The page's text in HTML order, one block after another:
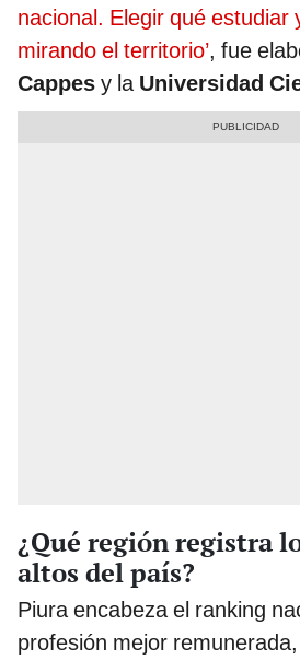
nacional. Elegir qué estudiar
mirando el territorio’, fue
Cappes y la Universidad
¿Qué región registra
altos del país?
Piura encabeza el ranking
profesión mejor